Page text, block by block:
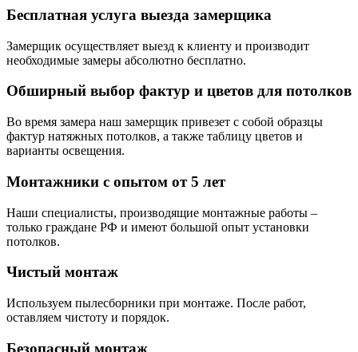
Бесплатная услуга выезда замерщика
Замерщик осуществляет выезд к клиенту и производит
необходимые замеры абсолютно бесплатно.
Обширный выбор фактур и цветов для потолков
Во время замера наш замерщик привезет с собой образцы
фактур натяжных потолков, а также таблицу цветов и
варианты освещения.
Монтажники с опытом от 5 лет
Наши специалисты, производящие монтажные работы –
только граждане РФ и имеют большой опыт установки
потолков.
Чистый монтаж
Используем пылесборники при монтаже. После работ,
оставляем чистоту и порядок.
Безопасный монтаж